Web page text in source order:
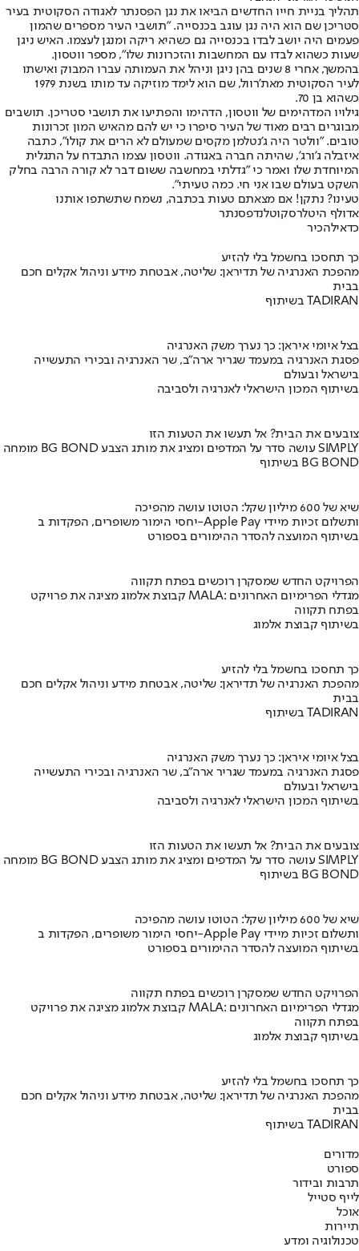
תהליך בניית חייו החדשים הביאו את נגן הפסנתר לאגודה הסקוטית בעיר
סטריכן שם הוא היה נגן עוגב בכנסייה. "תושבי העיר מספרים שהמון
פעמים היה יושב לבדו בכנסייה גם כשהיא ריקה ומנגן לעצמו. האיש ניגן
שעות כשהוא לבדו עם המחשבות והזכרונות שלו", מספר ווטסון.
בהמשך, אחרי 8 שנים בהן ניגן וניהל את העמותה עברו המבוק ואישתו
לעיר הסקוטית מאת'רוול, שם הוא לימד מוזיקה עד מותו בשנת 1979
כשהוא בן 70.
גילויו המדהימים של ווטסון, הדהימו והפתיעו את תושבי סטריכן. תושבים
מבוגרים רבים מאוד של העיר סיפרו כי יש להם מהאיש המון זכרונות
טובים. "וולטר היה ג'נטלמן מקסים שמעולם לא הרים את קולו", כתבה
איזבלה ג'ורג', שהיתה חברה באגודה. ווטסון עצמו התבדח על התגלית
המיוחדת שלו ואמר כי "גדלתי במחשבה ששום דבר לא קורה הרבה בחלק
השקט בעולם שבו אני חי. כמה טעיתי".
טעינו? נתקן! אם מצאתם טעות בכתבה, נשמח שתשתפו אותנו
אדולף היטלרסקוטלנדפסנתר
כדאילהכיר
כך תחסכו בחשמל בלי להזיע
מהפכת האנרגיה של תדיראן: שליטה, אבטחת מידע וניהול אקלים חכם
בבית
בשיתוף TADIRAN
בצל איומי איראן: כך נערך משק האנרגיה
פסגת האנרגיה במעמד שגריר ארה"ב, שר האנרגיה ובכירי התעשייה
בישראל ובעולם
בשיתוף המכון הישראלי לאנרגיה ולסביבה
צובעים את הבית? אל תעשו את הטעות הזו
מומחה BG BOND עושה סדר על המדפים ומציג את מותג הצבע SIMPLY
בשיתוף BG BOND
שיא של 600 מיליון שקל: הטוטו עושה מהפיכה
יחסי הימור משופרים, הפקדות ב-Apple Pay ותשלום זכיות מיידי
בשיתוף המועצה להסדר ההימורים בספורט
הפרויקט החדש שמסקרן רוכשים בפתח תקווה
קבוצת אלמוג מציגה את פרויקט MALA: מגדלי הפרימיום האחרונים
בפתח תקווה
בשיתוף קבוצת אלמוג
כך תחסכו בחשמל בלי להזיע
מהפכת האנרגיה של תדיראן: שליטה, אבטחת מידע וניהול אקלים חכם
בבית
בשיתוף TADIRAN
בצל איומי איראן: כך נערך משק האנרגיה
פסגת האנרגיה במעמד שגריר ארה"ב, שר האנרגיה ובכירי התעשייה
בישראל ובעולם
בשיתוף המכון הישראלי לאנרגיה ולסביבה
צובעים את הבית? אל תעשו את הטעות הזו
מומחה BG BOND עושה סדר על המדפים ומציג את מותג הצבע SIMPLY
בשיתוף BG BOND
שיא של 600 מיליון שקל: הטוטו עושה מהפיכה
יחסי הימור משופרים, הפקדות ב-Apple Pay ותשלום זכיות מיידי
בשיתוף המועצה להסדר ההימורים בספורט
הפרויקט החדש שמסקרן רוכשים בפתח תקווה
קבוצת אלמוג מציגה את פרויקט MALA: מגדלי הפרימיום האחרונים
בפתח תקווה
בשיתוף קבוצת אלמוג
כך תחסכו בחשמל בלי להזיע
מהפכת האנרגיה של תדיראן: שליטה, אבטחת מידע וניהול אקלים חכם
בבית
בשיתוף TADIRAN
מדורים
ספורט
תרבות ובידור
לייף סטייל
אוכל
תיירות
טכנולוגיה ומדע